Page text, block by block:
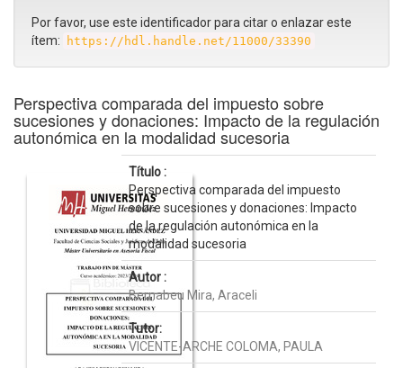
Por favor, use este identificador para citar o enlazar este
ítem:
https://hdl.handle.net/11000/33390
Perspectiva comparada del impuesto sobre
sucesiones y donaciones: Impacto de la regulación
autonómica en la modalidad sucesoria
Título :
Perspectiva comparada del impuesto
sobre sucesiones y donaciones: Impacto
de la regulación autonómica en la
modalidad sucesoria
Autor :
Bernabeu Mira, Araceli
Tutor:
VICENTE-ARCHE COLOMA, PAULA